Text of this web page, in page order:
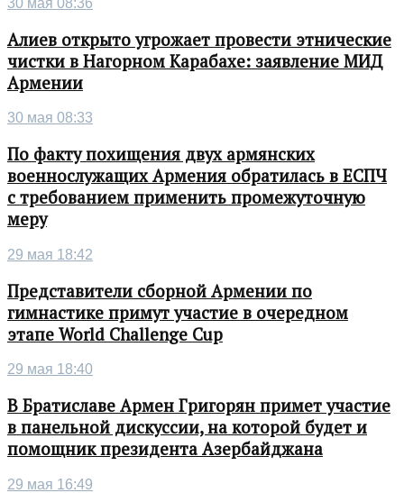
30 мая 08:36
Алиев открыто угрожает провести этнические
чистки в Нагорном Карабахе: заявление МИД
Армении
30 мая 08:33
По факту похищения двух армянских
военнослужащих Армения обратилась в ЕСПЧ
с требованием применить промежуточную
меру
29 мая 18:42
Представители сборной Армении по
гимнастике примут участие в очередном
этапе World Challenge Cup
29 мая 18:40
В Братиславе Армен Григорян примет участие
в панельной дискуссии, на которой будет и
помощник президента Азербайджана
29 мая 16:49